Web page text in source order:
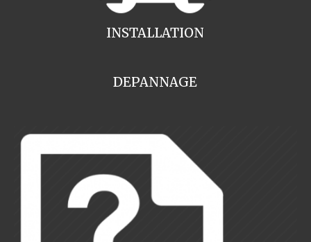
INSTALLATION
DEPANNAGE